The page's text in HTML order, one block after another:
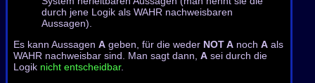
durch jene Logik als WAHR nachweisbaren
Aussagen).
Es kann Aussagen A geben, für die weder NOT A noch A als
WAHR nachweisbar sind. Man sagt dann, A sei durch die
Logik nicht entscheidbar.